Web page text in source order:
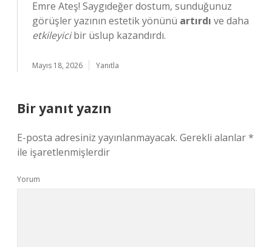
Emre Ateş! Saygıdeğer dostum, sunduğunuz
görüşler yazının estetik yönünü artırdı ve daha
etkileyicibir üslup kazandırdı.
Mayıs 18, 2026 Yanıtla
Bir yanıt yazın
E-posta adresiniz yayınlanmayacak. Gerekli alanlar*
ile işaretlenmişlerdir
Yorum